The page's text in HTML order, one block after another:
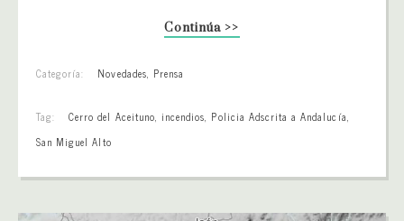
Continúa >>
Categoría: Novedades, Prensa
Tag: Cerro del Aceituno, incendios, Policia Adscrita a Andalucía,
San Miguel Alto